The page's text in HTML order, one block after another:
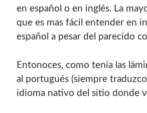
Soy graduado de Ing. en Informática
clases por 10 años. Como siempre me
enseñar, comparto algunas de mis
experiencias en el mundo informático
Puedescontactarmeo leer más sobre
mi página profesional.
en español o en inglés. La
que es mas fácil entender en
español a pesar del parecido
Entonoces, como tenía las
al portugués (siempre traduzco
idioma nativo del sitio donde